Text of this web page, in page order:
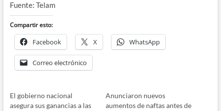
Fuente: Telam
Compartir esto:
Facebook X WhatsApp
Correo electrónico
El gobierno nacional
asegura sus ganancias a las
Anunciaron nuevos
aumentos de naftas antes de